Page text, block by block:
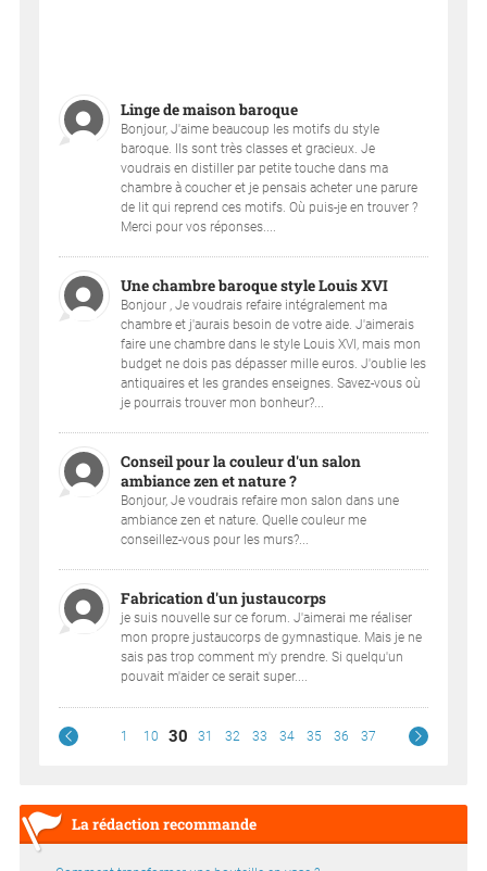
Linge de maison baroque
Bonjour, J'aime beaucoup les motifs du style
baroque. Ils sont très classes et gracieux. Je
voudrais en distiller par petite touche dans ma
chambre à coucher et je pensais acheter une parure
de lit qui reprend ces motifs. Où puis-je en trouver ?
Merci pour vos réponses....
Une chambre baroque style Louis XVI
Bonjour , Je voudrais refaire intégralement ma
chambre et j'aurais besoin de votre aide. J'aimerais
faire une chambre dans le style Louis XVI, mais mon
budget ne dois pas dépasser mille euros. J'oublie les
antiquaires et les grandes enseignes. Savez-vous où
je pourrais trouver mon bonheur?...
Conseil pour la couleur d'un salon
ambiance zen et nature ?
Bonjour, Je voudrais refaire mon salon dans une
ambiance zen et nature. Quelle couleur me
conseillez-vous pour les murs?...
Fabrication d'un justaucorps
je suis nouvelle sur ce forum. J'aimerai me réaliser
mon propre justaucorps de gymnastique. Mais je ne
sais pas trop comment m'y prendre. Si quelqu'un
pouvait m'aider ce serait super....
1 10 30 31 32 33 34 35 36 37
La rédaction recommande